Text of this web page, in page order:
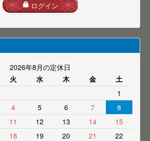
ログイン
2026年8月の定休日
火 水 木 金
土
1
4 5 6 7
8
11 12 13 14
15
18 19 20 21
22